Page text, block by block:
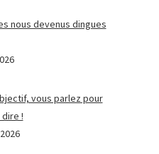
nous devenus dingues
vous parlez pour
!